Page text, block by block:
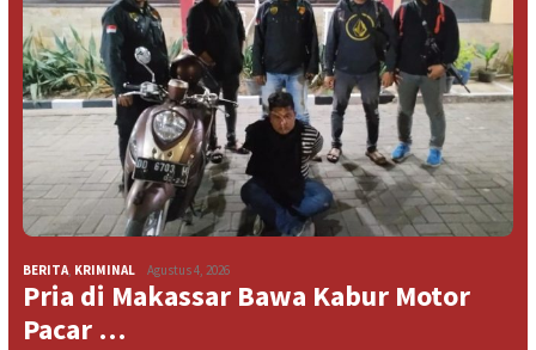
BERITA, KRIMINAL Agustus 4, 2026
Pria di Makassar Bawa Kabur Motor
Pacar …